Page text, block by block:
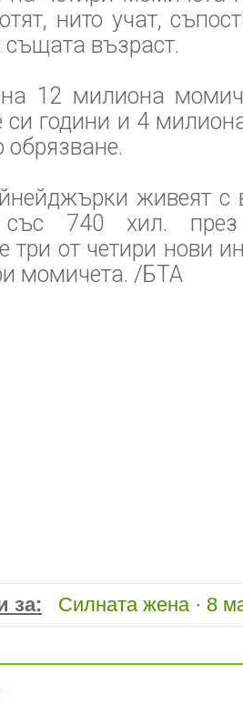
нито учат,
възраст.
12 милиона
си години и 4
обрязване.
живеят
със 740 хил.
три от четири нови
момичета. /БТА
за: Силната жена· 8